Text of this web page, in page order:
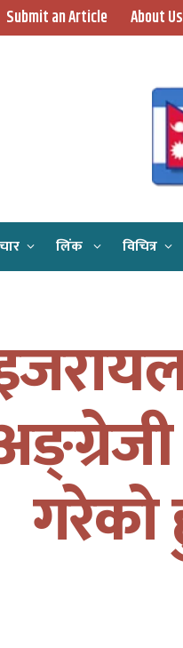
Submit an Article About Us
लिंक विचित्र